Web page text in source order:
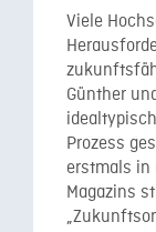
Viele
Günther
Prozess
erstmals in
Magazins